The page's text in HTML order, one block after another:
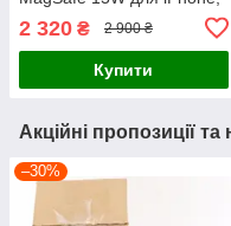
Чорна
2 320 ₴ 2 900 ₴
Купити
Акційні пропозиції
–30%